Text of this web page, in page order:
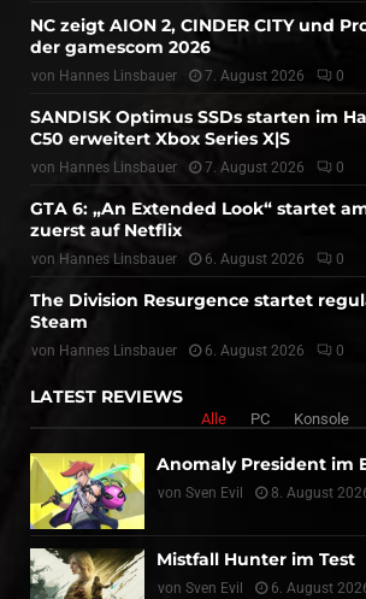
NC zeigt AION 2, CINDER CITY und
der gamescom 2026
von Hannes Linsbauer 7. August 2026 0
SANDISK Optimus SSDs starten im
C50 erweitert Xbox Series X|S
von Hannes Linsbauer 7. August 2026 0
GTA 6: „An Extended Look“ startet
zuerst auf Netflix
von Hannes Linsbauer 6. August 2026 0
The Division Resurgence startet
Steam
von Hannes Linsbauer 6. August 2026 0
LATEST REVIEWS
Alle PC Konsole
Anomaly President im
von Sven Evil 8. August
Mistfall Hunter im Test
von Sven Evil 6. August